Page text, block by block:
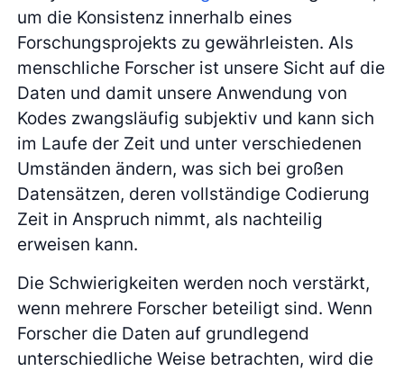
um die Konsistenz innerhalb eines
Forschungsprojekts zu gewährleisten. Als
menschliche Forscher ist unsere Sicht auf die
Daten und damit unsere Anwendung von
Kodes zwangsläufig subjektiv und kann sich
im Laufe der Zeit und unter verschiedenen
Umständen ändern, was sich bei großen
Datensätzen, deren vollständige Codierung
Zeit in Anspruch nimmt, als nachteilig
erweisen kann.
Die Schwierigkeiten werden noch verstärkt,
wenn mehrere Forscher beteiligt sind. Wenn
Forscher die Daten auf grundlegend
unterschiedliche Weise betrachten, wird die